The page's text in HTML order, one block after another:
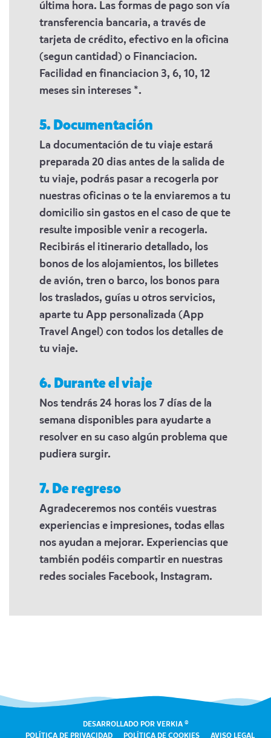
última hora. Las formas de pago son vía
transferencia bancaria, a través de
tarjeta de crédito, efectivo en la oficina
(segun cantidad) o Financiacion.
Facilidad en financiacion 3, 6, 10, 12
meses sin intereses *.
5. Documentación
La documentación de tu viaje estará
preparada 20 dias antes de la salida de
tu viaje, podrás pasar a recogerla por
nuestras oficinas o te la enviaremos a tu
domicilio sin gastos en el caso de que te
resulte imposible venir a recogerla.
Recibirás el itinerario detallado, los
bonos de los alojamientos, los billetes
de avión, tren o barco, los bonos para
los traslados, guías u otros servicios,
aparte tu App personalizada (App
Travel Angel) con todos los detalles de
tu viaje.
6. Durante el viaje
Nos tendrás 24 horas los 7 días de la
semana disponibles para ayudarte a
resolver en su caso algún problema que
pudiera surgir.
7. De regreso
Agradeceremos nos contéis vuestras
experiencias e impresiones, todas ellas
nos ayudan a mejorar. Experiencias que
también podéis compartir en nuestras
redes sociales Facebook, Instagram.
DESARROLLADO POR VERKIA ®
POLÍTICA DE PRIVACIDAD
POLÍTICA DE COOKIES AVISO LEGAL